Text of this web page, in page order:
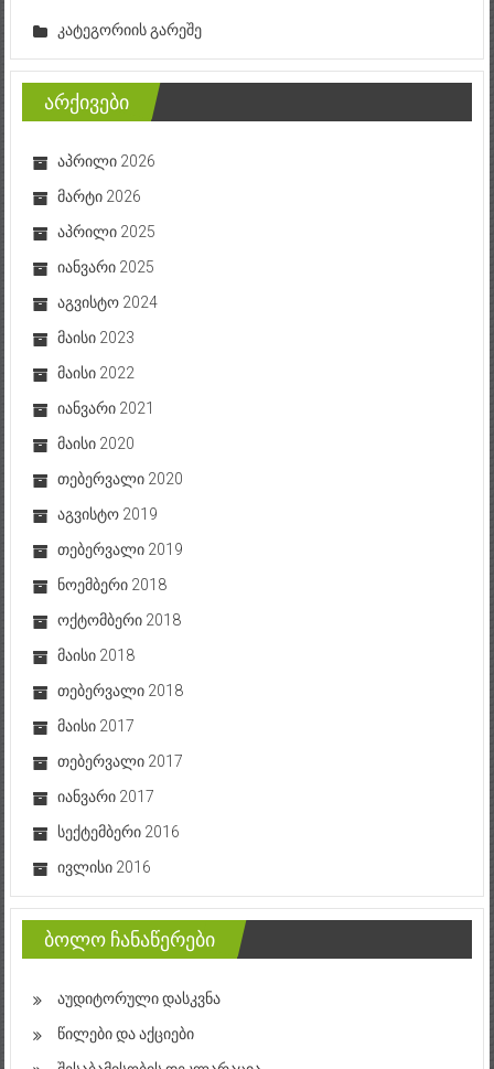
კატეგორიის გარეშე
არქივები
აპრილი 2026
მარტი 2026
აპრილი 2025
იანვარი 2025
აგვისტო 2024
მაისი 2023
მაისი 2022
იანვარი 2021
მაისი 2020
თებერვალი 2020
აგვისტო 2019
თებერვალი 2019
ნოემბერი 2018
ოქტომბერი 2018
მაისი 2018
თებერვალი 2018
მაისი 2017
თებერვალი 2017
იანვარი 2017
სექტემბერი 2016
ივლისი 2016
ბოლო ჩანაწერები
აუდიტორული დასკვნა
წილები და აქციები